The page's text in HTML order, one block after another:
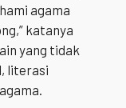
agama
katanya
yang tidak
literasi